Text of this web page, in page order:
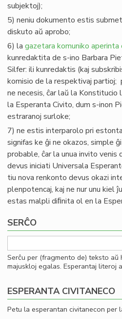
subjektoj);
5) neniu dokumento estis
diskuto aŭ aprobo;
6) la gazetara komuniko aperinta
kunredaktita de s-ino Barbara
Silfer: ili kunredaktis (kaj
komisio de la respektivaj partioj;
ne necesis, ĉar laŭ la
la Esperanta Civito, dum s-inon
estraranoj surloke;
7) ne estis interparolo pri
signifas ke ĝi ne okazos, simple
probable, ĉar la unua invito venis
devus iniciati Universala
tiu nova renkonto devus okazi
plenpotencaj, kaj ne nur unu kiel
estas malpli diﬁnita ol en la
SERĈO
Serĉu per (fragmento de) teksto aŭ
majuskloj egalas. Esperantaj literoj
ESPERANTA CIVITANECO
Petu la esperantan civitanecon per